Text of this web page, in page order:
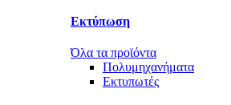
Εκτύπωση
Όλα τα προϊόντα
Πολυμηχανήματα
Εκτυπωτές